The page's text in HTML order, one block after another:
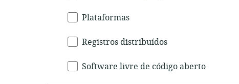
Plataformas
Registros distribuídos
Software livre de código aberto